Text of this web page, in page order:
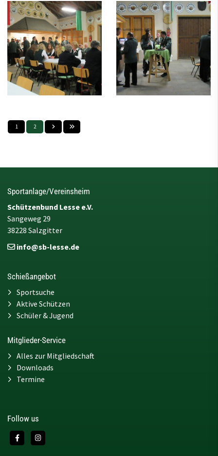
1 2
Sportanlage/Vereinsheim
Schützenbund Lesse e.V.
Sangeweg 29
38228 Salzgitter
info@sb-lesse.de
Schießangebot
Sportsuche
Aktive Schützen
Schüler & Jugend
Mitglieder-Service
Alles zur Mitgliedschaft
Downloads
Termine
Follow us